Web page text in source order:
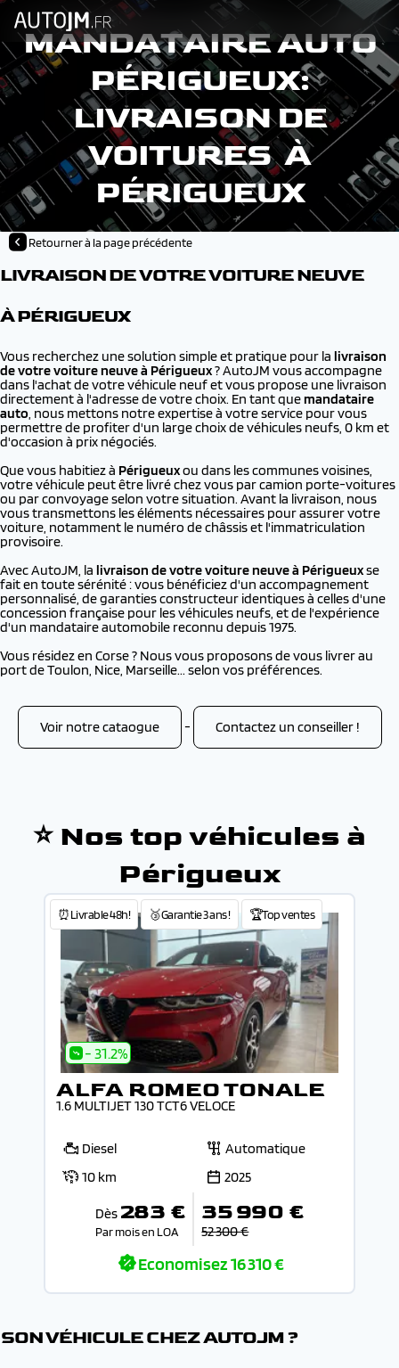
MANDATAIRE AUTO
PÉRIGUEUX:
LIVRAISON DE
VOITURES À
PÉRIGUEUX
Retourner à la page précédente
LIVRAISON DE VOTRE VOITURE NEUVE
À PÉRIGUEUX
Vous recherchez une solution simple et pratique pour la livraison
de votre voiture neuve à Périgueux? AutoJM vous accompagne
dans l'achat de votre véhicule neuf et vous propose une livraison
directement à l'adresse de votre choix. En tant quemandataire
auto, nous mettons notre expertise à votre service pour vous
permettre de profiter d'un large choix de véhicules neufs, 0 km et
d'occasion à prix négociés.
Que vous habitiez à Périgueuxou dans les communes voisines,
votre véhicule peut être livré chez vous par camion porte-voitures
ou par convoyage selon votre situation. Avant la livraison, nous
vous transmettons les éléments nécessaires pour assurer votre
voiture, notamment le numéro de châssis et l'immatriculation
provisoire.
Avec AutoJM, la livraison de votre voiture neuve à Périgueuxse
fait en toute sérénité : vous bénéficiez d'un accompagnement
personnalisé, de garanties constructeur identiques à celles d'une
concession française pour les véhicules neufs, et de l'expérience
d'un mandataire automobile reconnu depuis 1975.
Vous résidez en Corse ? Nous vous proposons de vous livrer au
port de Toulon, Nice, Marseille... selon vos préférences.
Voir notre cataogue - Contactez un conseiller !
⭐ Nos top véhicules à
Périgueux
⏰Livrable 48h! 🥉Garantie 3 ans ! 🏆Top ventes
- 31.2%
ALFA ROMEO TONALE
1.6 MULTIJET 130 TCT6 VELOCE
Diesel
Automatique
10 km
2025
Dès 283 €
Par mois en LOA
35 990 €
52 300 €
Economisez16 310 €
VÉHICULE CHEZ AUTOJM ?